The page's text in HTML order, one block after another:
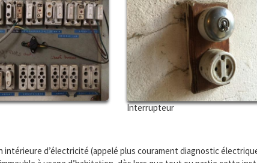
Interrupteur
intérieure d’électricité (appelé plus courament diagnostic